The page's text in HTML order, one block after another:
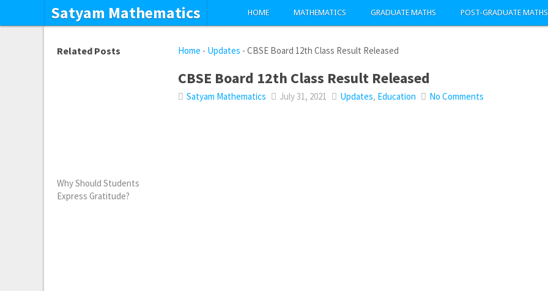
Satyam Mathematics HOME MATHEMATICS GRADUATE MATHS POST-GRADUATE MATHS
Home - Updates -CBSE Board 12th Class Result Released
CBSE Board 12th Class Result Released
Satyam Mathematics July 31, 2021 Updates, Education No Comments
Related Posts
Why Should Students
Express Gratitude?